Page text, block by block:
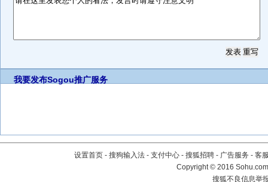
我要发布Sogou推广服务
设置首页 - 搜狗输入法 - 支付中心 - 搜狐招聘 - 广告服务 - 客
Copyright©2016
搜狐不良信息举